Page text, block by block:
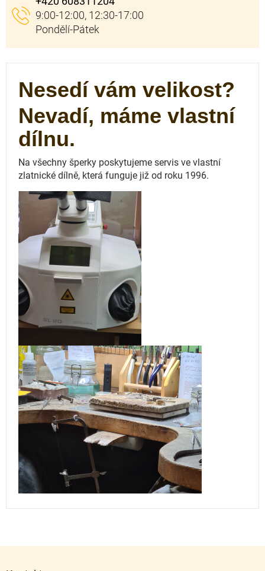
Nesedí vám velikost?
Nevadí, máme vlastní
dílnu.
Na všechny šperky poskytujeme servis ve vlastní
zlatnické dílně, která funguje již od roku 1996.